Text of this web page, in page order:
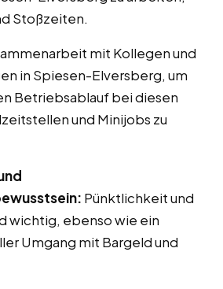
Stoßzeiten.
mit Kollegen und
in Spiesen-Elversberg, um
Betriebsablauf bei diesen
und Minijobs zu
Pünktlichkeit und
wichtig, ebenso wie ein
Umgang mit Bargeld und